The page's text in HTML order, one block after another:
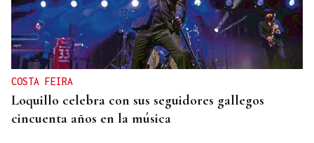
COSTA FEIRA
Loquillo celebra con sus seguidores gallegos
cincuenta años en la música